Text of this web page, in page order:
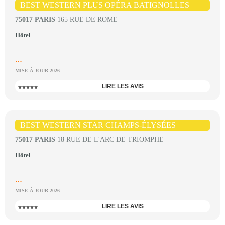
BEST WESTERN PLUS OPÉRA BATIGNOLLES
75017 PARIS 165 RUE DE ROME
Hôtel
...
MISE À JOUR 2026
⭐⭐⭐⭐⭐ LIRE LES AVIS
BEST WESTERN STAR CHAMPS-ÉLYSÉES
75017 PARIS 18 RUE DE L'ARC DE TRIOMPHE
Hôtel
...
MISE À JOUR 2026
⭐⭐⭐⭐⭐ LIRE LES AVIS